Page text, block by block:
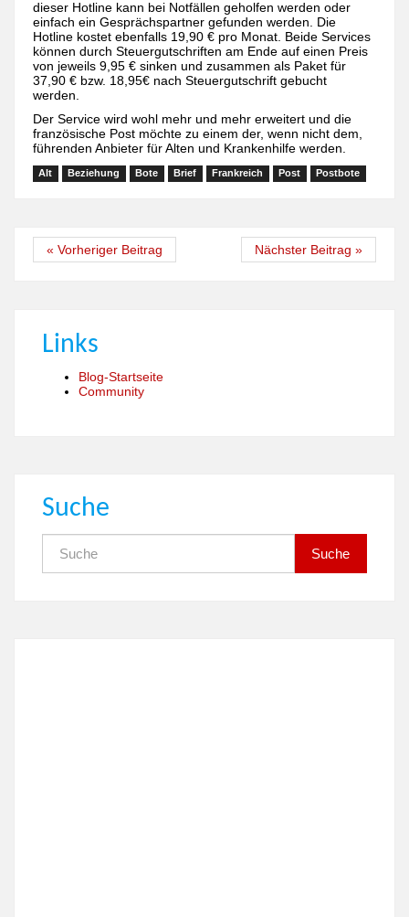
dieser Hotline kann bei Notfällen geholfen werden oder
einfach ein Gesprächspartner gefunden werden. Die
Hotline kostet ebenfalls 19,90 € pro Monat. Beide Services
können durch Steuergutschriften am Ende auf einen Preis
von jeweils 9,95 € sinken und zusammen als Paket für
37,90 € bzw. 18,95€ nach Steuergutschrift gebucht
werden.
Der Service wird wohl mehr und mehr erweitert und die
französische Post möchte zu einem der, wenn nicht dem,
führenden Anbieter für Alten und Krankenhilfe werden.
Alt Beziehung Bote Brief Frankreich Post Postbote
« Vorheriger Beitrag Nächster Beitrag »
Links
Blog-Startseite
Community
Suche
Suche